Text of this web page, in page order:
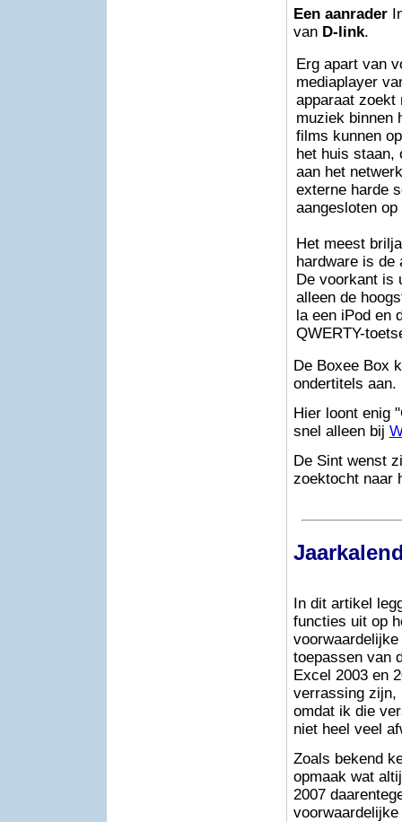
Een aanrader
van D-link.
Erg apart van
mediaplayer
apparaat zoekt
muziek binnen
films kunnen
het huis staan,
aan het
externe harde
aangesloten
Het meest
hardware is de
De voorkant is
alleen de
la een iPod en
QWERTY-
De Boxee Box
ondertitels aan.
Hier loont enig
snel alleen bij
De Sint wenst
zoektocht naar
In dit artikel
functies uit op
toepassen van
Excel 2003 en
verrassing zijn,
omdat ik die
niet heel veel
Zoals bekend
opmaak wat
2007